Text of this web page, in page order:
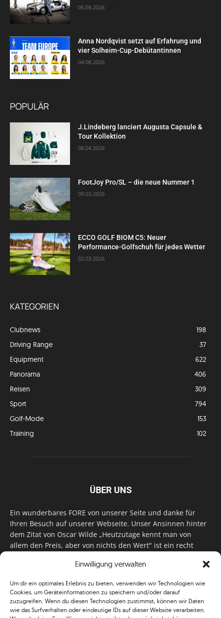
Einwilligung verwalten
Um dir ein optimales Erlebnis zu bieten, verwenden wir Technologien wie
Cookies, um Geräteinformationen zu speichern und/oder darauf
zuzugreifen. Wenn du diesen Technologien zustimmst, können wir Daten
wie das Surfverhalten oder eindeutige IDs auf dieser Website verarbeiten.
06.08.2026
Anna Nordqvist setzt auf Erfahrung und
vier Solheim-Cup-Debütantinnen
04.08.2026
POPULÄR
J.Lindeberg lanciert Augusta Capsule &
Tour Kollektion
08.04.2026
FootJoy Pro/SL – die neue Nummer 1
09.03.2026
ECCO GOLF BIOM C5: Neuer
Performance-Golfschuh für jedes Wetter
02.03.2026
KATEGORIEN
Clubnews
198
Driving Range
37
Equipment
622
Panorama
406
Reisen
309
Sport
794
Golf-Mode
153
Training
102
ÜBER UNS
Ein wunderbares FORE von unserer Seite und danke für
Ihren Besuch auf unserer Webseite. Unser Ansinnen hinter
dem Zitat von Oscar Wilde „Heutzutage kennt man von
allem den Preis, aber von nichts den Wert" ist ein recht
für Monat unser Bestes, um Sie mit außergewöhnlichen
zu versorgen. Im Magazin, auf unserer Website & auf
unseren Social Media Plattformen! Das verdient im
klassischen Wortsinn nicht nur Anerkennung!